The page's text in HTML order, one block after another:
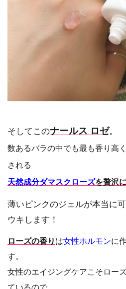
そしてこのナールス ロゼ。
数あるバラの中でも最も香り高
される
天然成分ダマスクローズを贅沢
薄いピンクのジェルが本当に
ウキします！
ローズの香り は女性ホルモンに
す。
女性のエイジングケアこそロー
ているので。